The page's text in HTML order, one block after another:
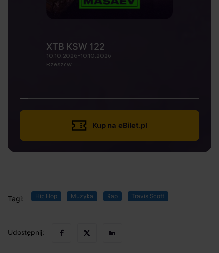
XTB KSW 122
10.10.2026-10.10.2026
Rzeszów
Kup na eBilet.pl
Tagi: Hip Hop Muzyka Rap Travis Scott
Udostępnij: